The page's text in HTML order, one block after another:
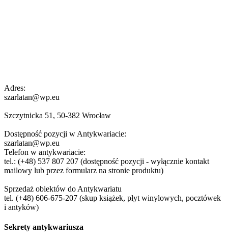
Adres:
szarlatan@wp.eu
Szczytnicka 51, 50-382 Wrocław
Dostępność pozycji w Antykwariacie:
szarlatan@wp.eu
Telefon w antykwariacie:
tel.: (+48) 537 807 207 (dostępność pozycji - wyłącznie kontakt
mailowy lub przez formularz na stronie produktu)
Sprzedaż obiektów do Antykwariatu
tel. (+48) 606-675-207 (skup książek, płyt winylowych, pocztówek
i antyków)
Sekrety antykwariusza